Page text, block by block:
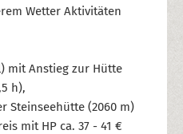
Wetter Aktivitäten
mit Anstieg zur Hütte
h),
Steinseehütte (2060 m)
mit HP ca. 37 - 41 €